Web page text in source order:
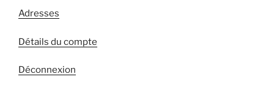
Adresses
Détails du compte
Déconnexion